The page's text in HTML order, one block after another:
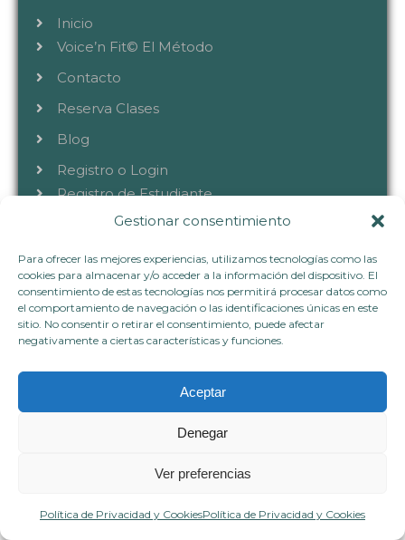
Gestionar consentimiento
Para ofrecer las mejores experiencias, utilizamos tecnologías como las
cookies para almacenar y/o acceder a la información del dispositivo. El
consentimiento de estas tecnologías nos permitirá procesar datos como
el comportamiento de navegación o las identificaciones únicas en este
sitio. No consentir o retirar el consentimiento, puede afectar
negativamente a ciertas características y funciones.
Aceptar
Denegar
Ver preferencias
Política de Privacidad y CookiesPolítica de Privacidad y Cookies
Inicio
Voice’n Fit© El Método
Contacto
Reserva Clases
Blog
Registro o Login
Registro de Estudiante
Inicio de sesión
Cerrar Sesión
Cursos
CONTACTA
+34 633 40 72 80
hablemos@vivianaflorez.com